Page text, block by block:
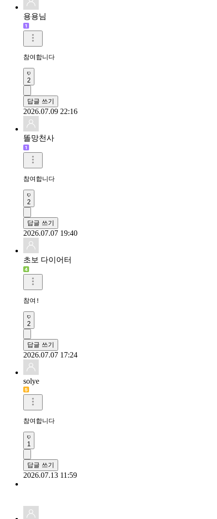
용용님
참여합니다
2
답글 쓰기
2026.07.09 22:16
똘망천사
참여합니다
2
답글 쓰기
2026.07.07 19:40
초보 다이어터
참여!
2
답글 쓰기
2026.07.07 17:24
solye
참여합니다
1
답글 쓰기
2026.07.13 11:59